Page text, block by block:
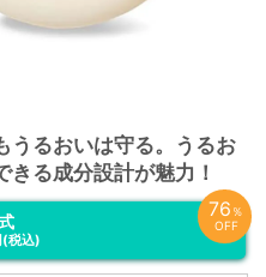
うるおいは守る。うるお
る成分設計が魅力！
(税込)
76 ％
OFF